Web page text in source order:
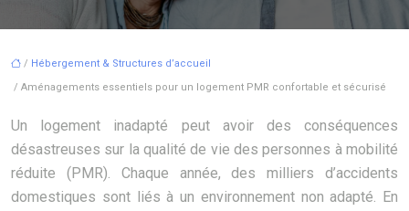
/ Hébergement & Structures d’accueil
/ Aménagements essentiels pour un logement PMR confortable et sécurisé
Un logement inadapté peut avoir des conséquences
désastreuses sur la qualité de vie des personnes à mobilité
réduite (PMR). Chaque année, des milliers d’accidents
domestiques sont liés à un environnement non adapté. En